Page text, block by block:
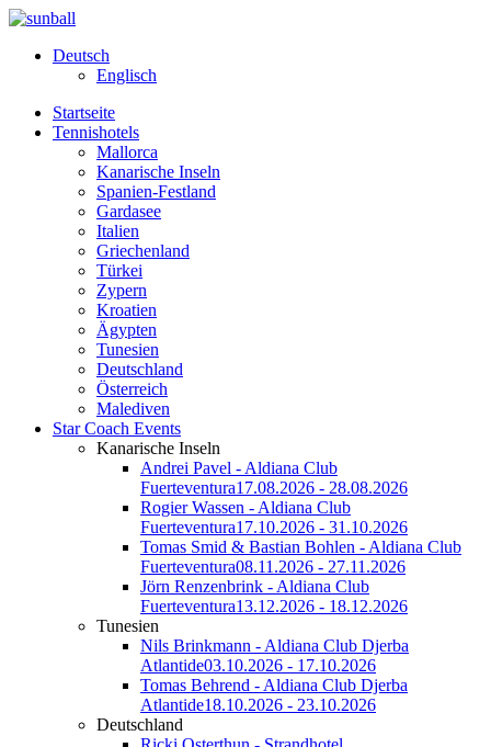
Deutsch
Englisch
Startseite
Tennishotels
Mallorca
Kanarische Inseln
Spanien-Festland
Gardasee
Italien
Griechenland
Türkei
Zypern
Kroatien
Ägypten
Tunesien
Deutschland
Österreich
Malediven
Star Coach Events
Kanarische Inseln
Andrei Pavel - Aldiana Club
Fuerteventura17.08.2026 - 28.08.2026
Rogier Wassen - Aldiana Club
Fuerteventura17.10.2026 - 31.10.2026
Tomas Smid & Bastian Bohlen - Aldiana Club
Fuerteventura08.11.2026 - 27.11.2026
Jörn Renzenbrink - Aldiana Club
Fuerteventura13.12.2026 - 18.12.2026
Tunesien
Nils Brinkmann - Aldiana Club Djerba
Atlantide03.10.2026 - 17.10.2026
Tomas Behrend - Aldiana Club Djerba
Atlantide18.10.2026 - 23.10.2026
Deutschland